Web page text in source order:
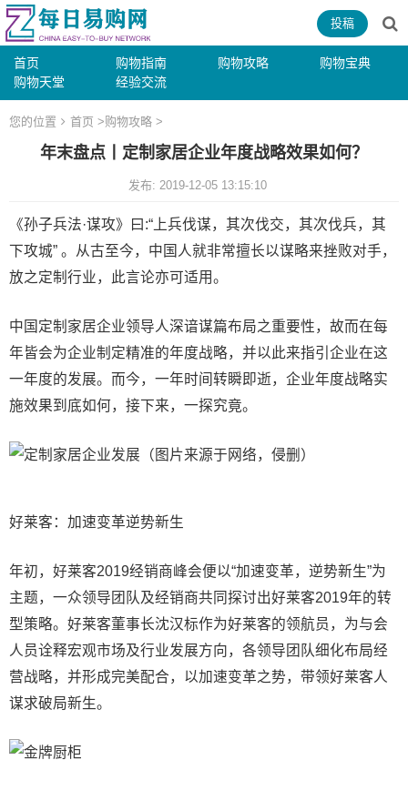
首页 购物指南 购物攻略
购物宝典
购物天堂
经验交流
投稿
您的位置 首页 >购物攻略 >
年末盘点丨定制家居企业年度战略效果如何？
发布: 2019-12-05 13:15:10
《孙子兵法·谋攻》曰:“上兵伐谋，其次伐交，其次伐兵，其
下攻城” 。从古至今，中国人就非常擅长以谋略来挫败对手，
放之定制行业，此言论亦可适用。
中国定制家居企业领导人深谙谋篇布局之重要性，故而在每
年皆会为企业制定精准的年度战略，并以此来指引企业在这
一年度的发展。而今，一年时间转瞬即逝，企业年度战略实
施效果到底如何，接下来，一探究竟。
（图片来源于网络，侵删）
好莱客：加速变革逆势新生
年初，好莱客2019经销商峰会便以“加速变革，逆势新生”为
主题，一众领导团队及经销商共同探讨出好莱客2019年的转
型策略。好莱客董事长沈汉标作为好莱客的领航员，为与会
人员诠释宏观市场及行业发展方向，各领导团队细化布局经
营战略，并形成完美配合，以加速变革之势，带领好莱客人
谋求破局新生。